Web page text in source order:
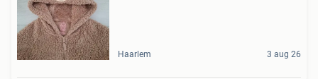
Haarlem 3 aug 26